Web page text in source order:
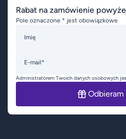
Rabat na zamówienie
Pole oznaczone * jest obowiązkowe
Imię
E-mail*
Administratorem Twoich danych osobowych